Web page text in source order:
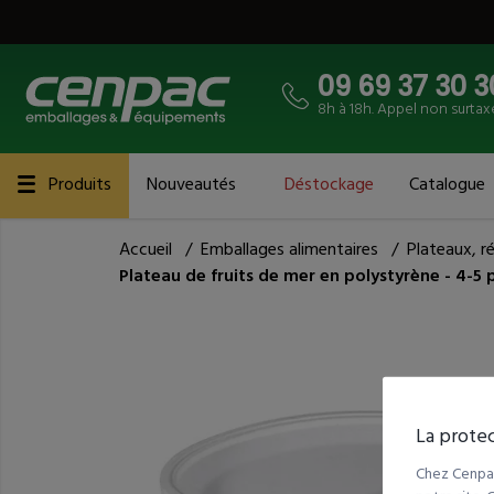
09 69 37 30
8h à 18h. Appel non
Produits Nouveautés Déstockage Catalogue
Accueil / Emballages alimentaires / Plateaux,
Plateau de fruits de mer en polystyrène - 4-5
La
Chez